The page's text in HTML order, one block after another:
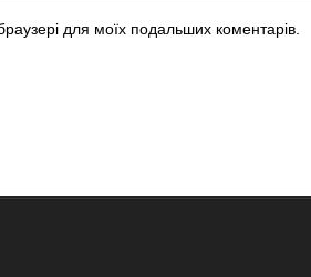
для моїх подальших коментарів.